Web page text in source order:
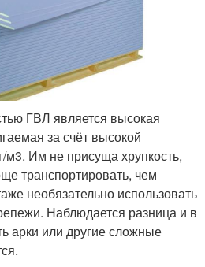
ГВЛ является высокая
за счёт высокой
м3. Им не присуща хрупкость,
транспортировать, чем
необязательно использовать
Наблюдается разница и в
арки или другие сложные